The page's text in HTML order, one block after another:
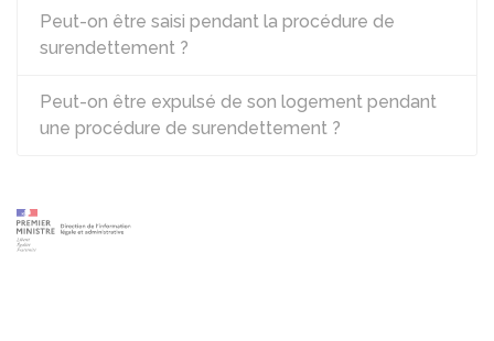
Peut-on être saisi pendant la procédure de
surendettement ?
Peut-on être expulsé de son logement pendant
une procédure de surendettement ?